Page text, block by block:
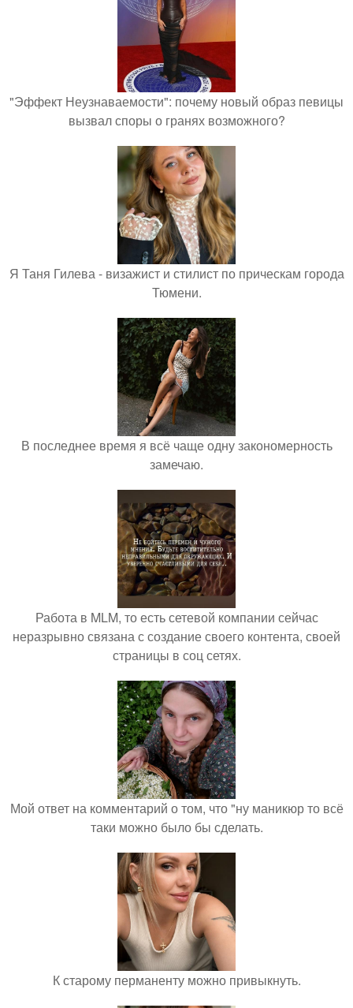
"Эффект Неузнаваемости": почему новый образ певицы
вызвал споры о гранях возможного?
Я Таня Гилева - визажист и стилист по прическам города
Тюмени.
В последнее время я всё чаще одну закономерность
замечаю.
Работа в MLM, то есть сетевой компании сейчас
неразрывно связана с создание своего контента, своей
страницы в соц сетях.
Мой ответ на комментарий о том, что "ну маникюр то всё
таки можно было бы сделать.
К старому перманенту можно привыкнуть.